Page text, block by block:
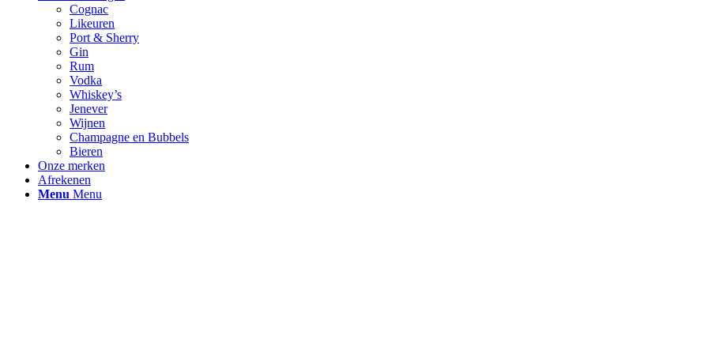
Cognac
Likeuren
Port & Sherry
Gin
Rum
Vodka
Whiskey’s
Jenever
Wijnen
Champagne en Bubbels
Bieren
Onze merken
Afrekenen
Menu Menu